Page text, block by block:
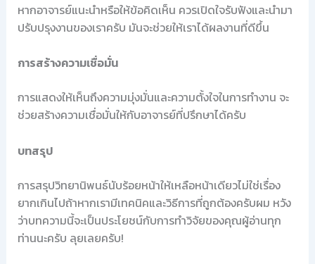
หากอาจารย์แนะนำหรือให้ข้อคิดเห็น ควรเปิดใจรับฟังและนำมา
ปรับปรุงงานของเราครับ มันจะช่วยให้เราได้ผลงานที่ดีขึ้น
การสร้างความเชื่อมั่น
การแสดงให้เห็นถึงความมุ่งมั่นและความตั้งใจในการทำงาน จะ
ช่วยสร้างความเชื่อมั่นให้กับอาจารย์ที่ปรึกษาได้ครับ
บทสรุป
การสรุปวิทยานิพนธ์นับร้อยหน้าให้เหลือหน้าเดียวไม่ใช่เรื่อง
ยากเกินไปถ้าหากเรามีเทคนิคและวิธีการที่ถูกต้องครับผม หวัง
ว่าบทความนี้จะเป็นประโยชน์กับการทำวิจัยของคุณผู้อ่านทุก
ท่านนะครับ ลุยเลยครับ!